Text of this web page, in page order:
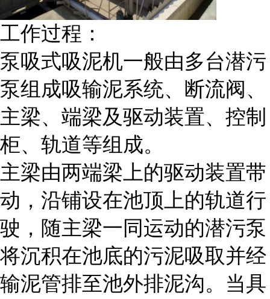
工作过程：
泵吸式吸泥机一般由多台潜污
泵组成吸输泥系统、断流阀、
主梁、端梁及驱动装置、控制
柜、轨道等组成。
主梁由两端梁上的驱动装置带
动，沿铺设在池顶上的轨道行
驶，随主梁一同运动的潜污泵
将沉积在池底的污泥吸取并经
输泥管排至池外排泥沟。当具